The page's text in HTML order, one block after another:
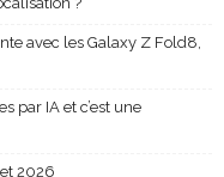
avec les Galaxy Z Fold8,
par IA et c’est une
2026